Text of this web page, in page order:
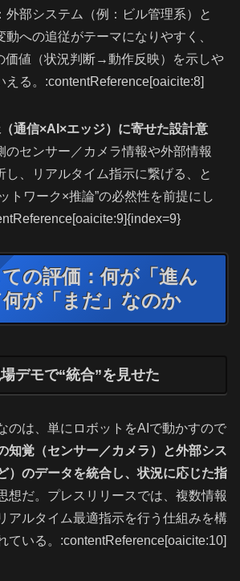
：外部システム（例：ビル管理系）と
動への追従がテーマになりやすく、
価値（状況判断→動作反映）を示しや
える。:contentReference[oaicite:8]
通信×AI×エッジ）に寄せた設計意
のセンサー／カメラ情報や外部情報
し、リアルタイム指示に繋げる、と
トワーク×推論”の必然性を前提にし
の評価：何が「進ん
が「まだ」なのか
デモで“統合”を見せた
のは、単にロボットをAIで動かすので
知覚（センサー／カメラ）と外部シス
）のデータを統合し、状況に応じた指
想だ。プレスリリースでは、複数情報
アルタイム最適指示を行う仕組みを構
ている。:contentReference[oaicite:10]